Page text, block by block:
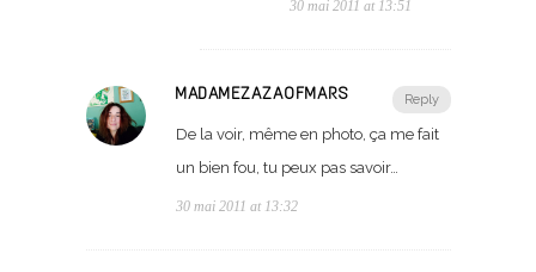
30 mai 2011 at 13:51
Reply
MADAMEZAZAOFMARS
De la voir, même en photo, ça me fait
un bien fou, tu peux pas savoir…
30 mai 2011 at 13:32